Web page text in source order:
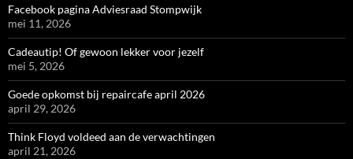
Facebook pagina Adviesraad Stompwijk
mei 11, 2026
Cadeautip! Of gewoon lekker voor jezelf
mei 5, 2026
Goede opkomst bij repaircafe april 2026
april 29, 2026
Think Floyd voldeed aan de verwachtingen
april 21, 2026